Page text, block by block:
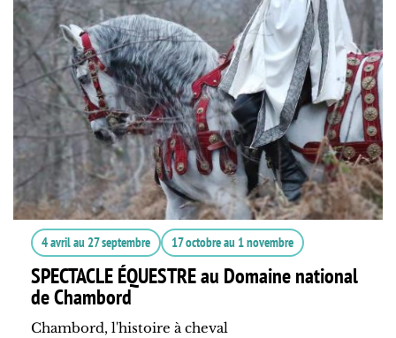
4 avrilau 27 septembre 17 octobreau 1 novembre
SPECTACLE ÉQUESTRE au Domaine national
de Chambord
Chambord, l'histoire à cheval